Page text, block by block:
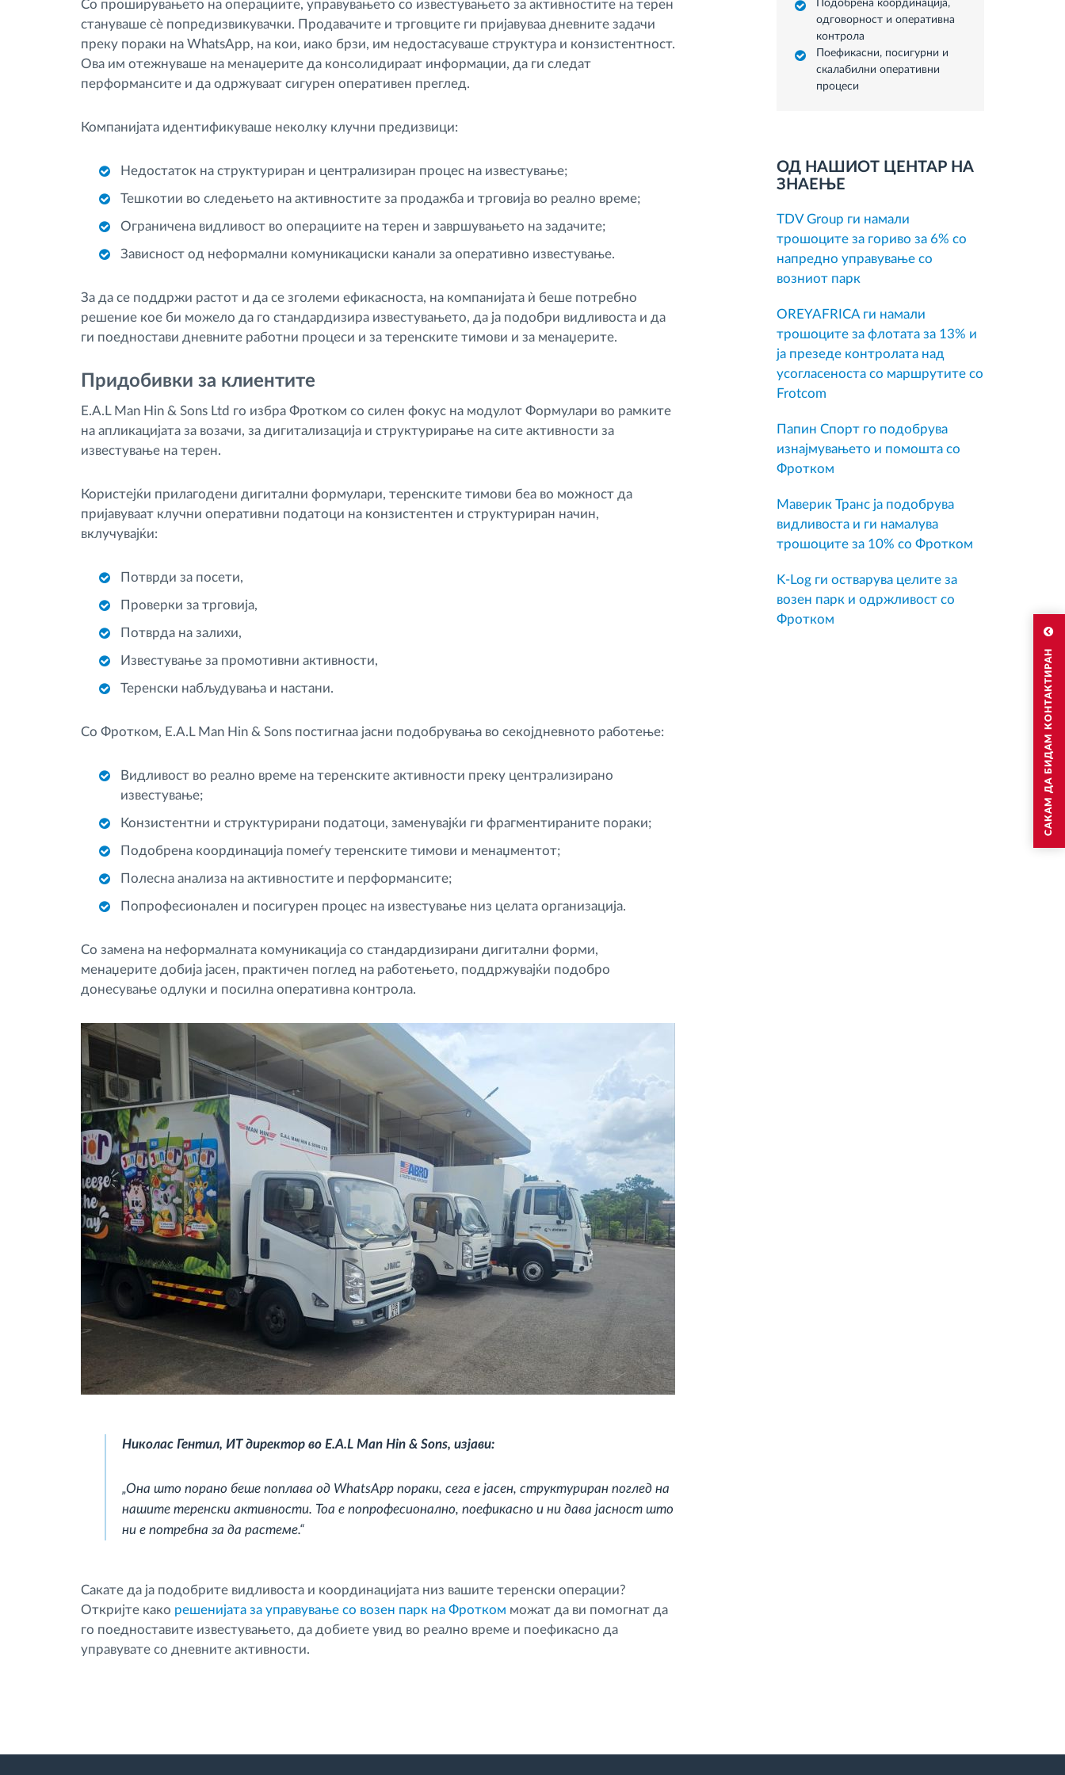
САКАМ ДА БИДАМ КОНТАКТИРАН
Со проширувањето на операциите, управувањето со известувањето за активностите на терен
стануваше сè попредизвикувачки. Продавачите и трговците ги пријавуваа дневните задачи
преку пораки на WhatsApp, на кои, иако брзи, им недостасуваше структура и конзистентност.
Ова им отежнуваше на менаџерите да консолидираат информации, да ги следат
перформансите и да одржуваат сигурен оперативен преглед.
Компанијата идентификуваше неколку клучни предизвици:
Недостаток на структуриран и централизиран процес на известување;
Тешкотии во следењето на активностите за продажба и трговија во реално време;
Ограничена видливост во операциите на терен и завршувањето на задачите;
Зависност од неформални комуникациски канали за оперативно известување.
За да се поддржи растот и да се зголеми ефикасноста, на компанијата ѝ беше потребно
решение кое би можело да го стандардизира известувањето, да ја подобри видливоста и да
ги поедностави дневните работни процеси и за теренските тимови и за менаџерите.
Придобивки за клиентите
E.A.L Man Hin & Sons Ltd го избра Фротком со силен фокус на модулот Формулари во рамките
на апликацијата за возачи, за дигитализација и структурирање на сите активности за
известување на терен.
Користејќи прилагодени дигитални формулари, теренските тимови беа во можност да
пријавуваат клучни оперативни податоци на конзистентен и структуриран начин,
вклучувајќи:
Потврди за посети,
Проверки за трговија,
Потврда на залихи,
Известување за промотивни активности,
Теренски набљудувања и настани.
Со Фротком, E.A.L Man Hin & Sons постигнаа јасни подобрувања во секојдневното работење:
Видливост во реално време на теренските активности преку централизирано
известување;
Конзистентни и структурирани податоци, заменувајќи ги фрагментираните пораки;
Подобрена координација помеѓу теренските тимови и менаџментот;
Полесна анализа на активностите и перформансите;
Попрофесионален и посигурен процес на известување низ целата организација.
Со замена на неформалната комуникација со стандардизирани дигитални форми,
менаџерите добија јасен, практичен поглед на работењето, поддржувајќи подобро
донесување одлуки и посилна оперативна контрола.
Николас Гентил, ИТ директор во E.A.L Man Hin & Sons, изјави:
„Она што порано беше поплава од WhatsApp пораки, сега е јасен, структуриран поглед на
нашите теренски активности. Тоа е попрофесионално, поефикасно и ни дава јасност што
ни е потребна за да растеме.“
Сакате да ја подобрите видливоста и координацијата низ вашите теренски операции?
Откријте како решенијата за управување со возен парк на Фротком можат да ви помогнат да
го поедноставите известувањето, да добиете увид во реално време и поефикасно да
управувате со дневните активности.
Подобрена координација,
одговорност и оперативна
контрола
Поефикасни, посигурни и
скалабилни оперативни
процеси
ОД НАШИОТ ЦЕНТАР НА
ЗНАЕЊЕ
TDV Group ги намали
трошоците за гориво за 6% со
напредно управување со
возниот парк
OREYAFRICA ги намали
трошоците за флотата за 13% и
ја презеде контролата над
усогласеноста со маршрутите со
Frotcom
Папин Спорт го подобрува
изнајмувањето и помошта со
Фротком
Маверик Транс ја подобрува
видливоста и ги намалува
трошоците за 10% со Фротком
K-Log ги остварува целите за
возен парк и одржливост со
Фротком